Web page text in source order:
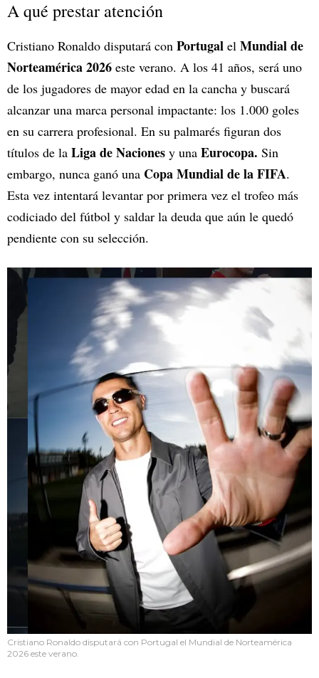
A qué prestar atención
Cristiano Ronaldo disputará con Portugal el Mundial de
Norteamérica 2026 este verano. A los 41 años, será uno
de los jugadores de mayor edad en la cancha y buscará
alcanzar una marca personal impactante: los 1.000 goles
en su carrera profesional. En su palmarés figuran dos
títulos de la Liga de Naciones y una Eurocopa. Sin
embargo, nunca ganó una Copa Mundial de la FIFA.
Esta vez intentará levantar por primera vez el trofeo más
codiciado del fútbol y saldar la deuda que aún le quedó
pendiente con su selección.
Cristiano Ronaldo disputará con Portugal el Mundial de Norteamérica
2026 este verano.